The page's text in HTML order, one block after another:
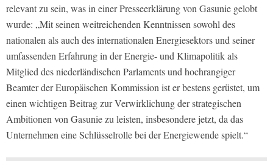
relevant zu sein, was in einer Presseerklärung von Gasunie gelobt
wurde: „Mit seinen weitreichenden Kenntnissen sowohl des
nationalen als auch des internationalen Energiesektors und seiner
umfassenden Erfahrung in der Energie- und Klimapolitik als
Mitglied des niederländischen Parlaments und hochrangiger
Beamter der Europäischen Kommission ist er bestens gerüstet, um
einen wichtigen Beitrag zur Verwirklichung der strategischen
Ambitionen von Gasunie zu leisten, insbesondere jetzt, da das
Unternehmen eine Schlüsselrolle bei der Energiewende spielt.“